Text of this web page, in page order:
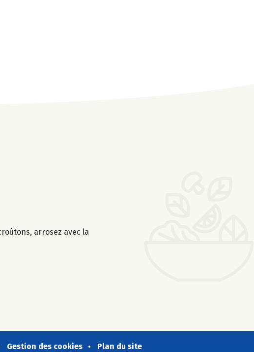
arrosez avec la
Gestion des cookies Plan du site